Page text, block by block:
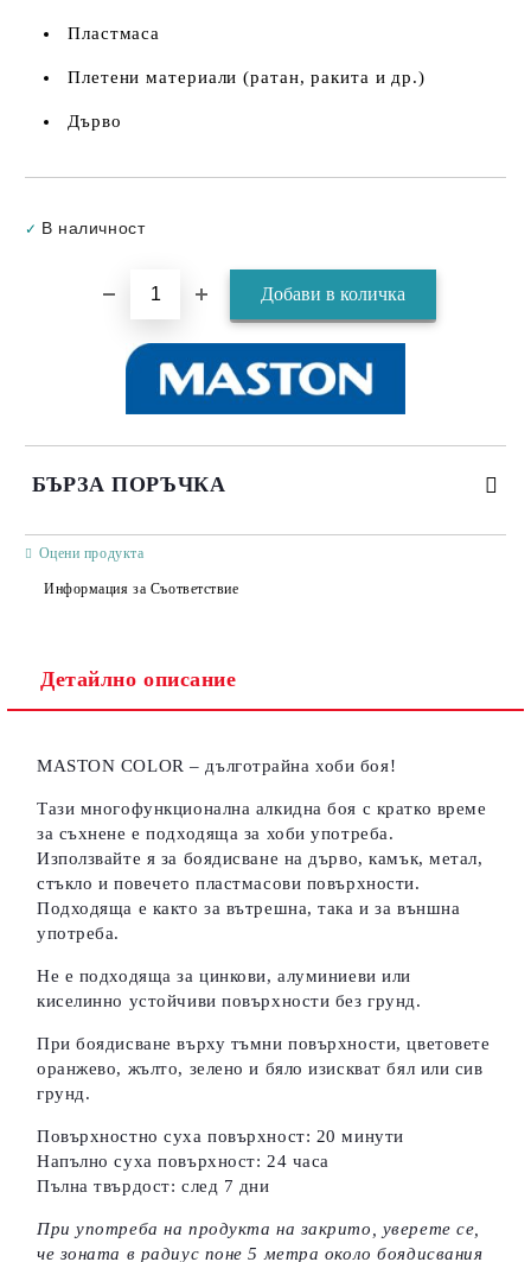
Пластмаса
Плетени материали (ратан, ракита и др.)
Дърво
✓ В наличност
БЪРЗА ПОРЪЧКА
Оцени продукта
Информация за Съответствие
Детайлно описание
MASTON COLOR – дълготрайна хоби боя!
Тази многофункционална алкидна боя с кратко време
за съхнене е подходяща за хоби употреба.
Използвайте я за боядисване на дърво, камък, метал,
стъкло и повечето пластмасови повърхности.
Подходяща е както за вътрешна, така и за външна
употреба.
Не е подходяща за цинкови, алуминиеви или
киселинно устойчиви повърхности без грунд.
При боядисване върху тъмни повърхности, цветовете
оранжево, жълто, зелено и бяло изискват бял или сив
грунд.
Повърхностно суха повърхност: 20 минути
Напълно суха повърхност: 24 часа
Пълна твърдост: след 7 дни
При употреба на продукта на закрито, уверете се,
че зоната в радиус поне 5 метра около боядисвания